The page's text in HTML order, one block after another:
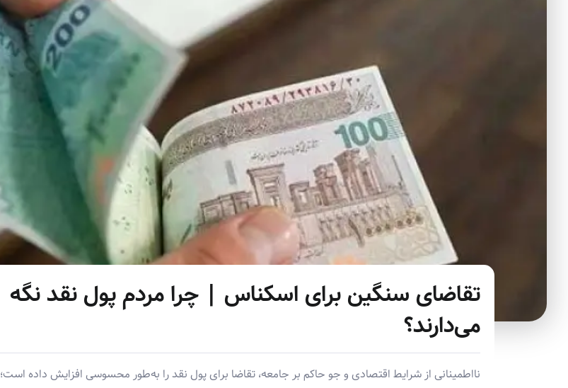
تقاضای سنگین برای اسکناس | چرا مردم پول نقد نگه
می‌دارند؟
نااطمینانی از شرایط اقتصادی و جو حاکم بر جامعه، تقاضا برای پول نقد را به‌طور محسوسی افزایش داده است؛